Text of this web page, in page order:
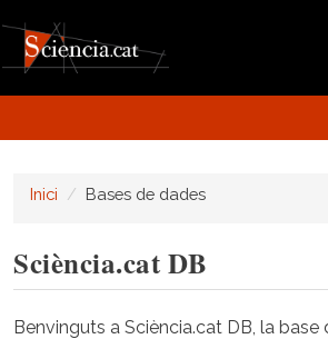
Inici Bases de dades
Sciència.cat DB
Benvinguts a Sciència.cat DB, la base